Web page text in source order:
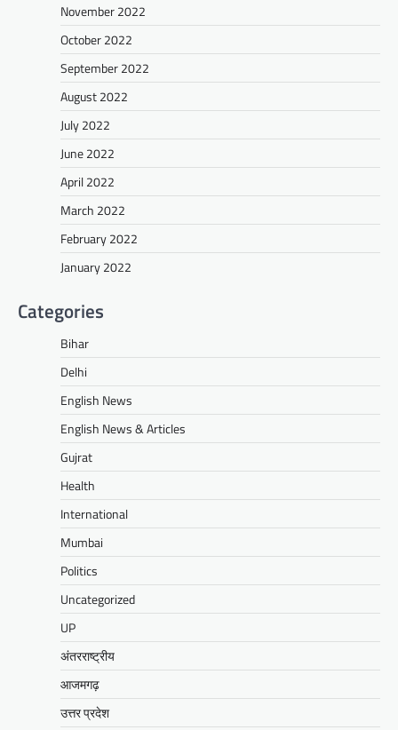
November 2022
October 2022
September 2022
August 2022
July 2022
June 2022
April 2022
March 2022
February 2022
January 2022
Categories
Bihar
Delhi
English News
English News & Articles
Gujrat
Health
International
Mumbai
Politics
Uncategorized
UP
अंतरराष्ट्रीय
आजमगढ़
उत्तर प्रदेश